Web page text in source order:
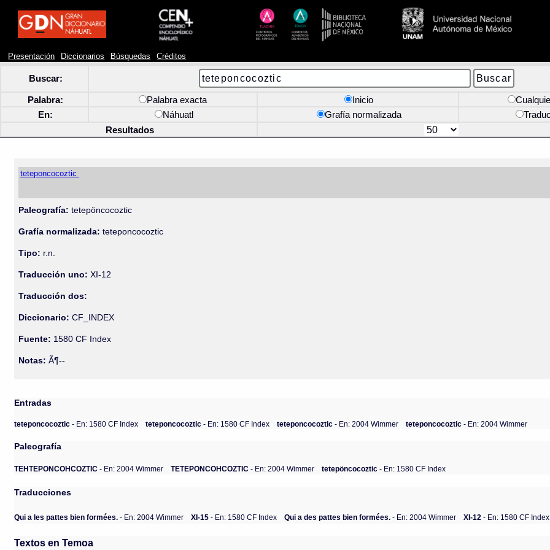
Presentación Diccionarios Búsquedas Créditos
Buscar:
Palabra: Palabra exacta Inicio
En:
Náhuatl Grafía normalizada
Resultados
teteponcocoztic
Paleografía: tetepöncocoztic
Grafía normalizada: teteponcocoztic
Tipo: r.n.
Traducción uno: XI-12
Traducción dos:
Diccionario:CF_INDEX
Fuente: 1580 CF Index
Notas: Ã¶--
Entradas
teteponcocoztic- En: 1580 CF Index teteponcocoztic- En: 1580 CF Index teteponcocoztic- En: 2004 Wimmer teteponcocoztic- En: 2004 Wimmer
Paleografía
TEHTEPONCOHCOZTIC - En: 2004 Wimmer TETEPONCOHCOZTIC - En: 2004 Wimmer tetepöncocoztic - En: 1580 CF Index
Traducciones
Qui a les pattes bien formées. - En: 2004 Wimmer XI-15 - En: 1580 CF Index Qui a des pattes bien formées. - En: 2004 Wimmer XI-12 - En: 1580 CF Index
Textos en Temoa